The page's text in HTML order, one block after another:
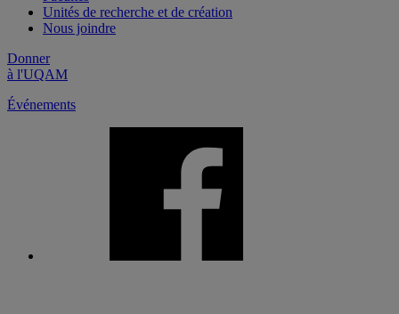
Unités de recherche et de création
Nous joindre
Donner
à l'UQAM
Événements